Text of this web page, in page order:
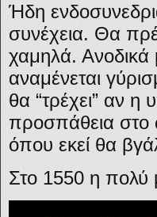
Ήδη
συνέχεια. Θα
χαμηλά. Ανοδικά
αναμένεται
θα “τρέχει” αν
προσπάθεια στο
όπου εκεί θα
Στο 1550 η πολύ